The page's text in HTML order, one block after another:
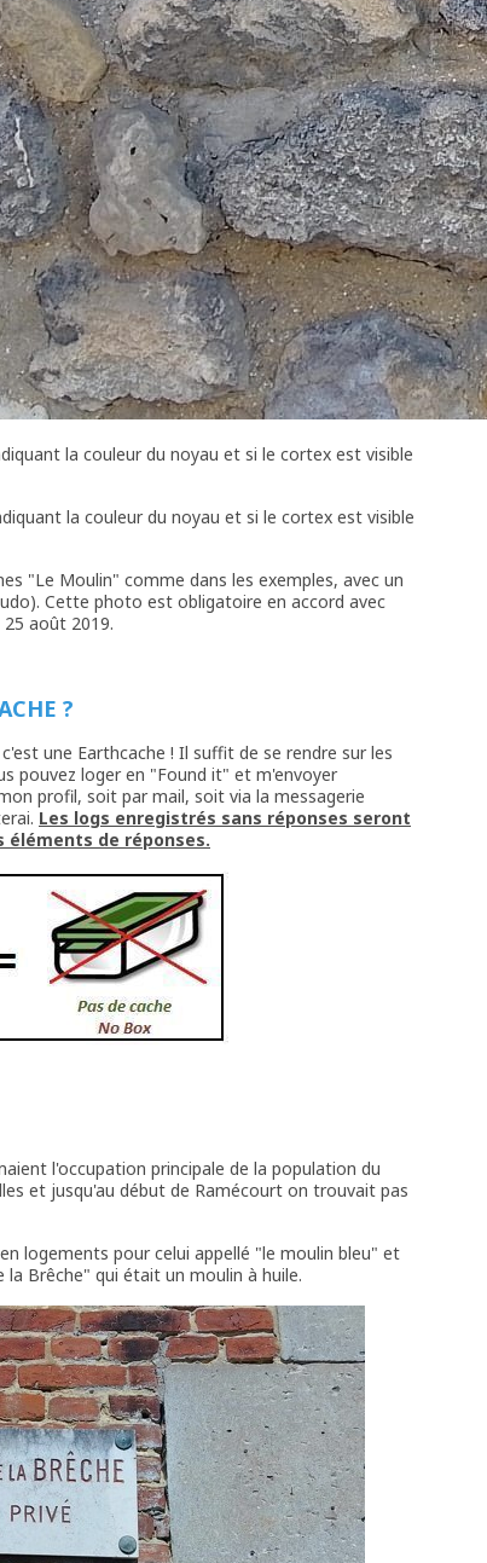
la couleur du noyau et si le cortex est visible
la couleur du noyau et si le cortex est visible
"Le Moulin" comme dans les exemples, avec un
Cette photo est obligatoire en accord avec
août 2019.
?
une Earthcache ! Il suffit de se rendre sur les
pouvez loger en "Found it" et m'envoyer
profil, soit par mail, soit via la messagerie
Les logs enregistrés sans réponses seront
de réponses.
l'occupation principale de la population du
et jusqu'au début de Ramécourt on trouvait pas
logements pour celui appellé "le moulin bleu" et
Brêche" qui était un moulin à huile.